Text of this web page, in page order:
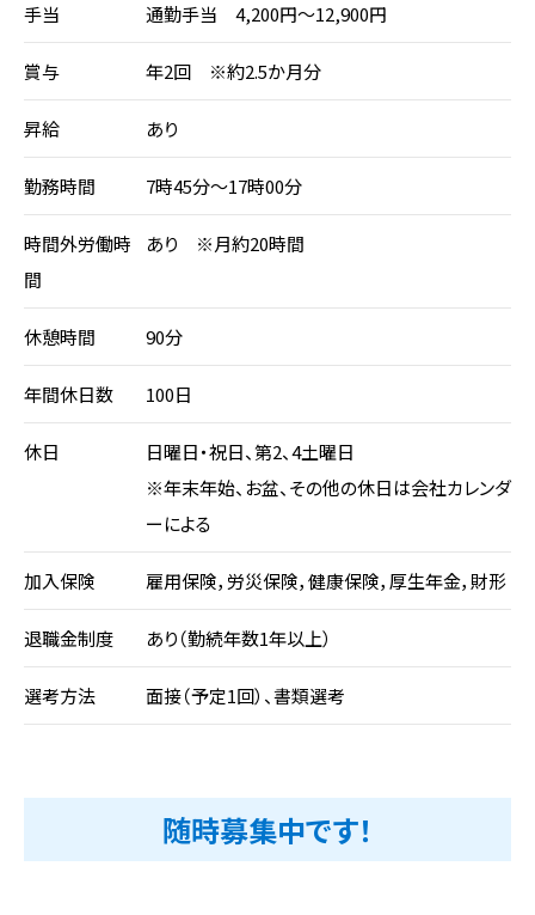
手当 通勤手当 4,200円～12,900円
賞与 年2回 ※約2.5か月分
昇給 あり
勤務時間 7時45分～17時00分
時間外労働時
間
あり ※月約20時間
休憩時間 90分
年間休日数 100日
休日
日曜日・祝日、第2、4土曜日
※年末年始、お盆、その他の休日は会社カレンダ
ーによる
加入保険 雇用保険，労災保険，健康保険，厚生年金，財形
退職金制度 あり（勤続年数1年以上）
選考方法 面接（予定1回）、書類選考
随時募集中です！